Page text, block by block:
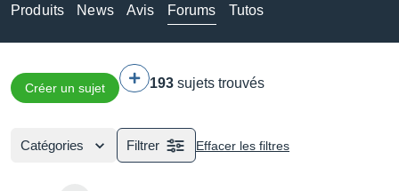
Produits
News Avis Forums Tutos
Créer un sujet 193 sujets trouvés
Catégories Filtrer Effacer les filtres